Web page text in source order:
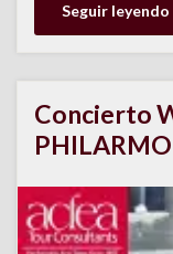
Seguir leyendo
Concierto